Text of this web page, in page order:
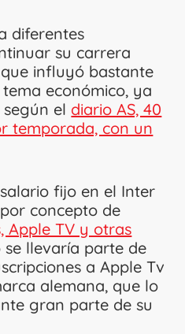
diferentes
su carrera
influyó bastante
económico, ya
el diario AS, 40
temporada, con un
fijo en el Inter
concepto de
Apple TV y otras
se llevaría parte de
a Apple Tv
alemana, que lo
gran parte de su